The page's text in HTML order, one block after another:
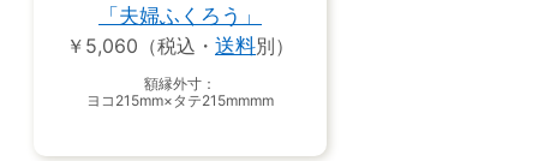
「夫婦ふくろう」
￥5,060（税込・ 送料別）
額縁外寸：
ヨコ215mm×タテ215mmmm